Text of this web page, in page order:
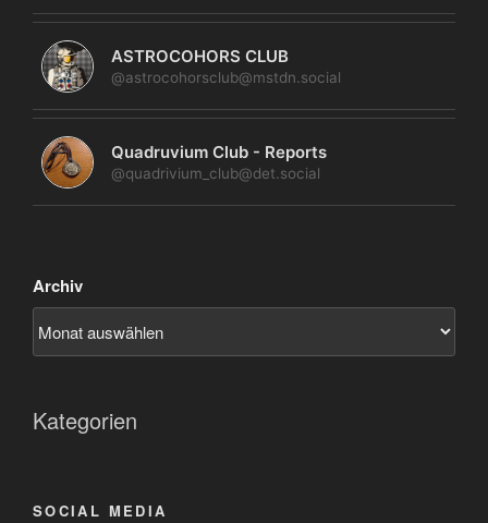
ASTROCOHORS CLUB
@astrocohorsclub@mstdn.social
Quadruvium Club - Reports
@quadrivium_club@det.social
Archiv
Kategorien
SOCIAL MEDIA